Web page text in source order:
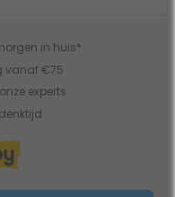
in huis*
vanaf €75
experts